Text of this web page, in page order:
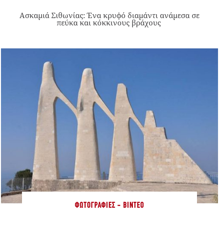
Ασκαμιά Σιθωνίας: Ένα κρυφό διαμάντι ανάμεσα σε
πεύκα και κόκκινους βράχους
ΦΩΤΟΓΡΑΦΊΕΣ - ΒΊΝΤΕΟ